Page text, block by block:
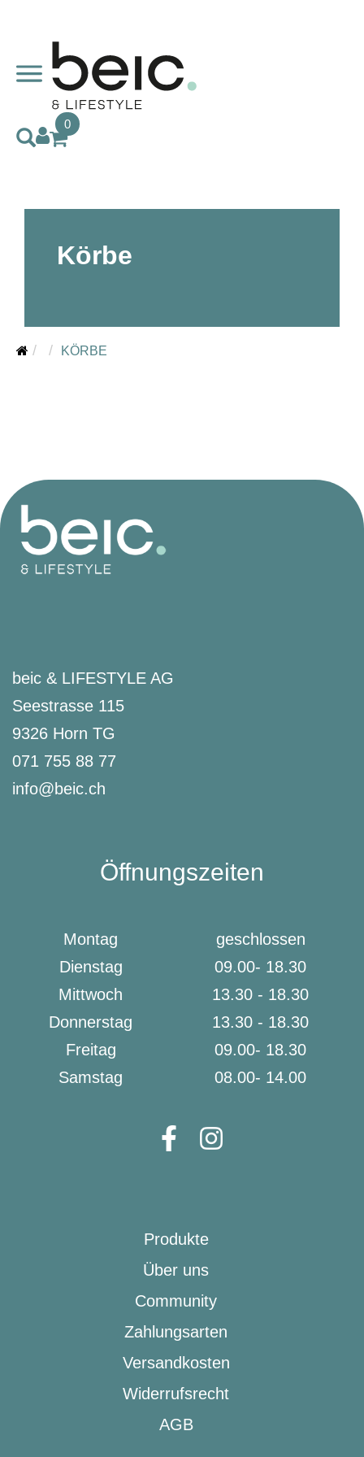
0
Körbe
KÖRBE
beic & LIFESTYLE AG
Seestrasse 115
9326 Horn TG
071 755 88 77
info@beic.ch
Öffnungszeiten
Montag
geschlossen
Dienstag
09.00- 18.30
Mittwoch
13.30 - 18.30
Donnerstag
13.30 - 18.30
Freitag
09.00- 18.30
Samstag
08.00- 14.00
Produkte
Über uns
Community
Zahlungsarten
Versandkosten
Widerrufsrecht
AGB